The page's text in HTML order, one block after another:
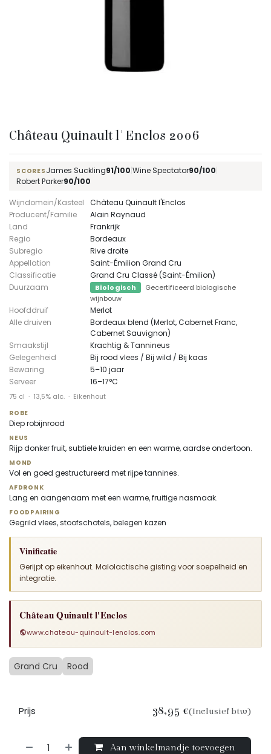
Château Quinault l'Enclos 2006
SCORES James Suckling91/100 Wine Spectator90/100
Robert Parker90/100
Wijndomein/Kasteel
Château Quinault l'Enclos
Producent/Familie
Alain Raynaud
Land
Frankrijk
Regio
Bordeaux
Subregio
Rive droite
Appellation
Saint-Émilion Grand Cru
Classificatie
Grand Cru Classé (Saint-Émilion)
Duurzaam
Biologisch
Gecertificeerd biologische
wijnbouw
Hoofddruif
Merlot
Alle druiven
Bordeaux blend (Merlot, Cabernet Franc,
Cabernet Sauvignon)
Smaakstijl
Krachtig & Tannineus
Gelegenheid
Bij rood vlees / Bij wild / Bij kaas
Bewaring
5–10 jaar
Serveer
16–17°C
75 cl · 13,5% alc. · Eikenhout
ROBE
Diep robijnrood
NEUS
Rijp donker fruit, subtiele kruiden en een warme, aardse ondertoon.
MOND
Vol en goed gestructureerd met rijpe tannines.
AFDRONK
Lang en aangenaam met een warme, fruitige nasmaak.
FOODPAIRING
Gegrild vlees, stoofschotels, belegen kazen
Vinificatie
Gerijpt op eikenhout. Malolactische gisting voor soepelheid en
integratie.
Château Quinault l'Enclos
www.chateau-quinault-lenclos.com
Grand Cru Rood
Aan winkelmandje toevoegen
Prijs 38,95 €(Inclusief btw)